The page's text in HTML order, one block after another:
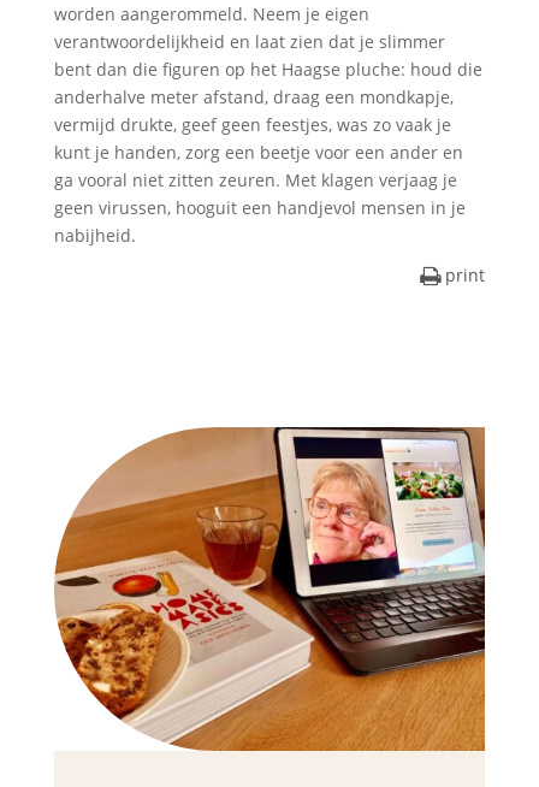
worden aangerommeld. Neem je eigen
verantwoordelijkheid en laat zien dat je slimmer
bent dan die figuren op het Haagse pluche: houd die
anderhalve meter afstand, draag een mondkapje,
vermijd drukte, geef geen feestjes, was zo vaak je
kunt je handen, zorg een beetje voor een ander en
ga vooral niet zitten zeuren. Met klagen verjaag je
geen virussen, hooguit een handjevol mensen in je
nabijheid.
print